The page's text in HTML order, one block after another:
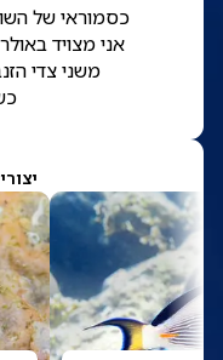
כסמוראי של
אני מצויד
משני צדי